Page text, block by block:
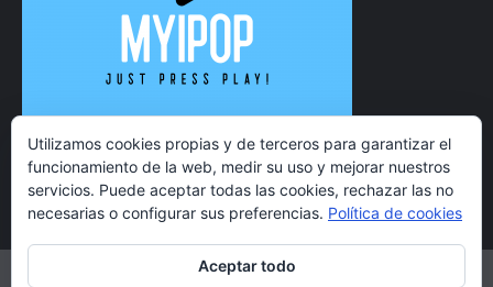
Utilizamos cookies propias y de terceros para garantizar el
funcionamiento de la web, medir su uso y mejorar nuestros
servicios. Puede aceptar todas las cookies, rechazar las no
necesarias o configurar sus preferencias. Política de cookies
Aceptar todo